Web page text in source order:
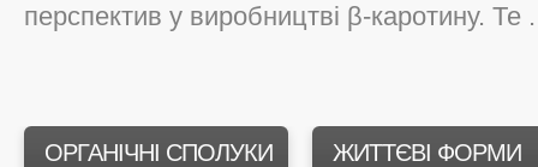
перспектив у виробництві β-каротину. Те
ОРГАНІЧНІ СПОЛУКИ
ЖИТТЄВІ ФОРМИ